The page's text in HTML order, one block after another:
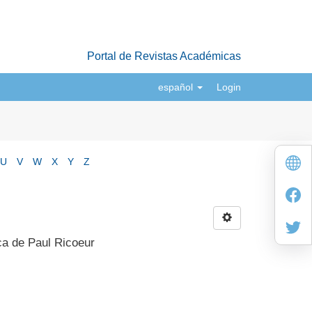
Portal de Revistas Académicas
español Login
U V W X Y Z
de Paul Ricoeur